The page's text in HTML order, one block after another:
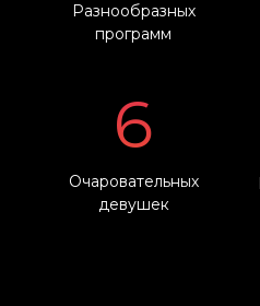
6
Очаровательных
девушек
Разнообразных
программ